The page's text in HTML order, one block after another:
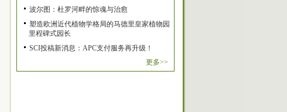
波尔图：杜罗河畔的惊魂与治愈
塑造欧洲近代植物学格局的马德里皇家植物园
里程碑式园长
SCI投稿新消息：APC支付服务再升级！
更多>>